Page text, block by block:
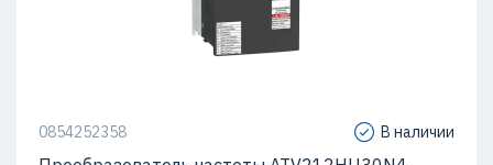
0854252358 В наличии